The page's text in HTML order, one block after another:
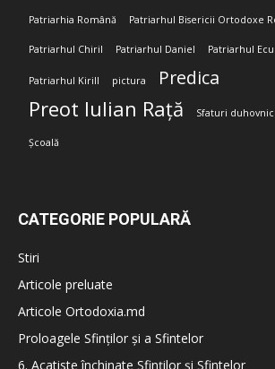
Patriarhia Română Patriarhul Bisericii Ortodoxe
Patriarhul Chiril Patriarhul Daniel Patriarhul
Patriarhul Kirill pictura Predica
Preot Iulian Rață Sfaturi
Școală
CATEGORIE POPULARĂ
Stiri
Articole preluate
Articole Ortodoxia.md
Proloagele Sfinților și a Sfintelor
6. Acatiste închinate Sfinților și Sfintelor